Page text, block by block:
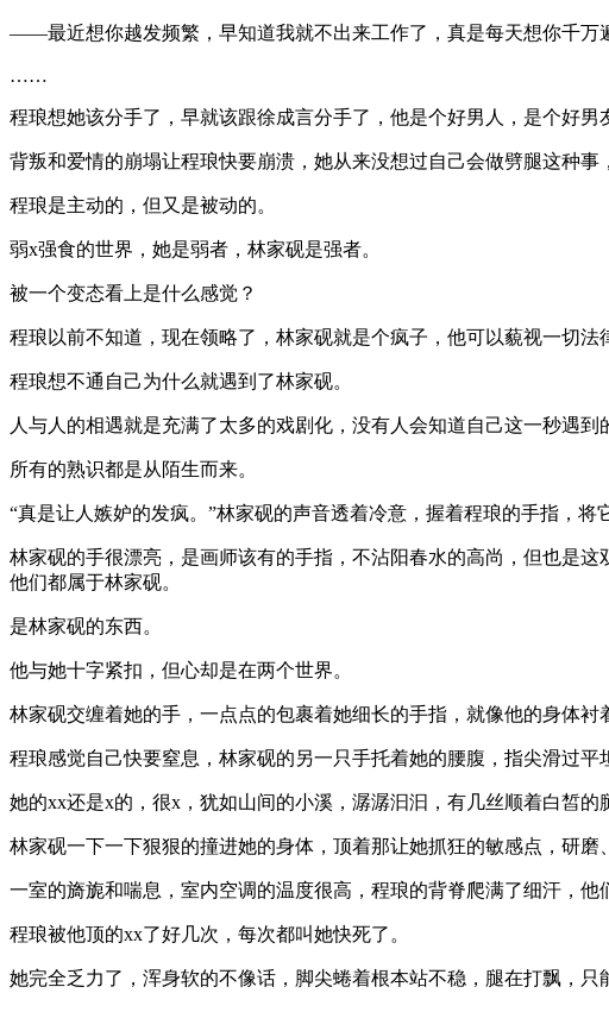
——最近想你越发频繁，早知道我就不出来工作了，真是每天想你千万
……
程琅想她该分手了，早就该跟徐成言分手了，他是个好男人，是个好男
背叛和爱情的崩塌让程琅快要崩溃，她从来没想过自己会做劈腿这种
程琅是主动的，但又是被动的。
弱x强食的世界，她是弱者，林家砚是强者。
被一个变态看上是什么感觉？
程琅以前不知道，现在领略了，林家砚就是个疯子，他可以藐视一切
程琅想不通自己为什么就遇到了林家砚。
人与人的相遇就是充满了太多的戏剧化，没有人会知道自己这一秒遇到
所有的熟识都是从陌生而来。
“真是让人嫉妒的发疯。”林家砚的声音透着冷意，握着程琅的手指，将
林家砚的手很漂亮，是画师该有的手指，不沾阳春水的高尚，但也是
他们都属于林家砚。
是林家砚的东西。
他与她十字紧扣，但心却是在两个世界。
林家砚交缠着她的手，一点点的包裹着她细长的手指，就像他的身体衬
程琅感觉自己快要窒息，林家砚的另一只手托着她的腰腹，指尖滑过
她的xx还是x的，很x，犹如山间的小溪，潺潺汩汩，有几丝顺着白皙的
林家砚一下一下狠狠的撞进她的身体，顶着那让她抓狂的敏感点，研磨
一室的旖旎和喘息，室内空调的温度很高，程琅的背脊爬满了细汗，他
程琅被他顶的xx了好几次，每次都叫她快死了。
她完全乏力了，浑身软的不像话，脚尖蜷着根本站不稳，腿在打飘，只